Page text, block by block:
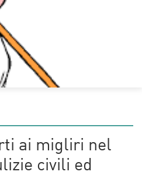
ai migliri nel
civili ed